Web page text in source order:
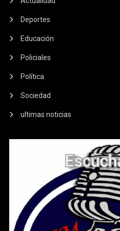
Deportes
Educación
Policiales
Política
Sociedad
ultimas noticias